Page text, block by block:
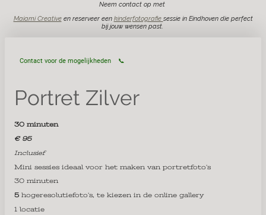
Neem contact op met
Maiami Creativeen reserveer een kinderfotografie sessie in Eindhoven die perfect
bij jouw wensen past.
Contact voor de mogelijkheden 📞
Portret Zilver
30 minuten
€ 95
Inclusief
Mini sessies ideaal voor het maken van portretfoto’s
30 minuten
5 hogeresolutiefoto’s, te kiezen in de online gallery
1 locatie